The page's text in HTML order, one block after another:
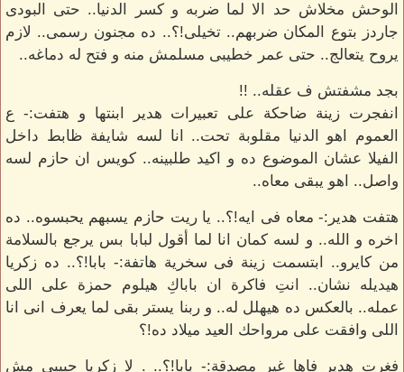
الوحش مخلاش حد الا لما ضربه و كسر الدنيا.. حتى البودى
جاردز بتوع المكان ضربهم.. تخيلى!؟.. ده مجنون رسمى.. لازم
يروح يتعالج.. حتى عمر خطيبى مسلمش منه و فتح له دماغه..
بجد مشفتش ف عقله.. !!
انفجرت زينة ضاحكة على تعبيرات هدير ابنتها و هتفت:- ع
العموم اهو الدنيا مقلوبة تحت.. انا لسه شايفة ظابط داخل
الفيلا عشان الموضوع ده و اكيد طلبينه.. كويس ان حازم لسه
واصل.. اهو يبقى معاه..
هتفت هدير:- معاه فى ايه!؟.. يا ريت حازم يسبهم يحبسوه.. ده
اخره و الله.. و لسه كمان انا لما أقول لبابا بس يرجع بالسلامة
من كايرو.. ابتسمت زينة فى سخرية هاتفة:- بابا!؟.. ده زكريا
هيديله نشان.. انتِ فاكرة ان باباكِ هيلوم حمزة على اللى
عمله.. بالعكس ده هيهلل له.. و ربنا يستر بقى لما يعرف انى انا
اللى وافقت على مرواحك العيد ميلاد ده!؟
فغرت هدير فاها غير مصدقة:- بابا!؟.. . لا زكريا حبيبى مش